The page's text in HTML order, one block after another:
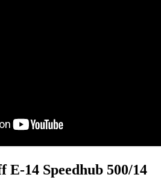
14 Speedhub 500/14